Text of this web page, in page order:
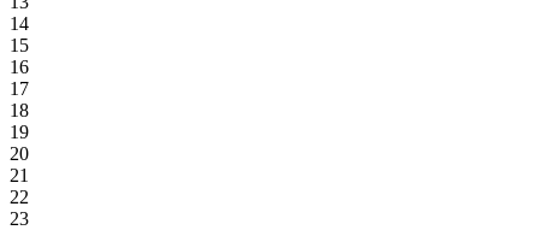
14
15
16
17
18
19
20
21
22
23